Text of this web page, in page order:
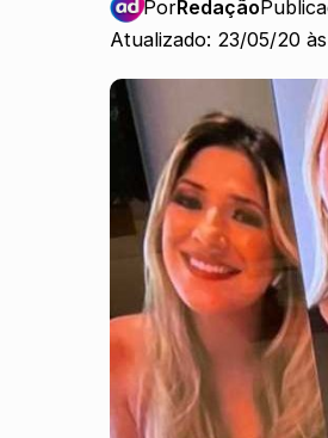
Atualizado: 23/05/20
PorRedação